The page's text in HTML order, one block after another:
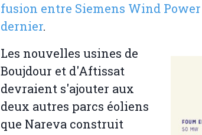
fusion entre Siemens Wind
dernier.
Les nouvelles usines de
Boujdour et d'Aftissat
devraient s'ajouter aux
deux autres parcs éoliens
que Nareva construit